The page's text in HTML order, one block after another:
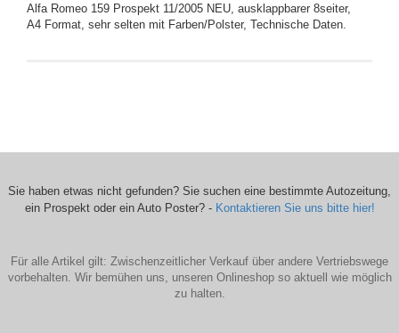
Alfa Romeo 159 Prospekt 11/2005 NEU, ausklappbarer 8seiter,
A4 Format, sehr selten mit Farben/Polster, Technische Daten.
Sie haben etwas nicht gefunden? Sie suchen eine bestimmte Autozeitung,
ein Prospekt oder ein Auto Poster? - Kontaktieren Sie uns bitte hier!
Für alle Artikel gilt: Zwischenzeitlicher Verkauf über andere Vertriebswege
vorbehalten. Wir bemühen uns, unseren Onlineshop so aktuell wie möglich
zu halten.